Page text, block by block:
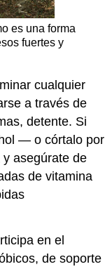
es una forma
fuertes y
cualquier
a través de
detente. Si
— o córtalo por
asegúrate de
de vitamina
en el
de soporte